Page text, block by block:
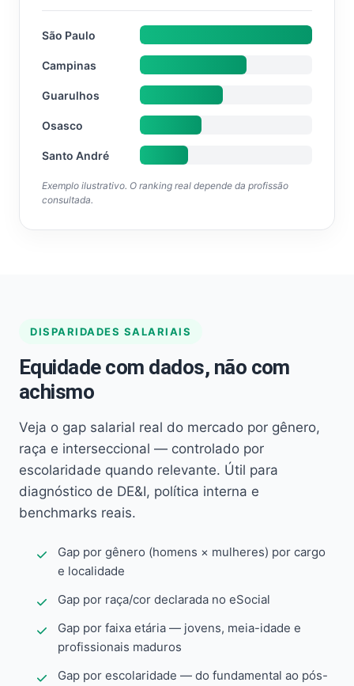
São Paulo
Campinas
Guarulhos
Osasco
Santo André
Exemplo ilustrativo. O ranking real depende da profissão
consultada.
DISPARIDADES SALARIAIS
Equidade com dados, não com
achismo
Veja o gap salarial real do mercado por gênero,
raça e interseccional — controlado por
escolaridade quando relevante. Útil para
diagnóstico de DE&I, política interna e
benchmarks reais.
Gap por gênero (homens × mulheres) por cargo
e localidade
Gap por raça/cor declarada no eSocial
Gap por faixa etária — jovens, meia-idade e
profissionais maduros
Gap por escolaridade — do fundamental ao pós-